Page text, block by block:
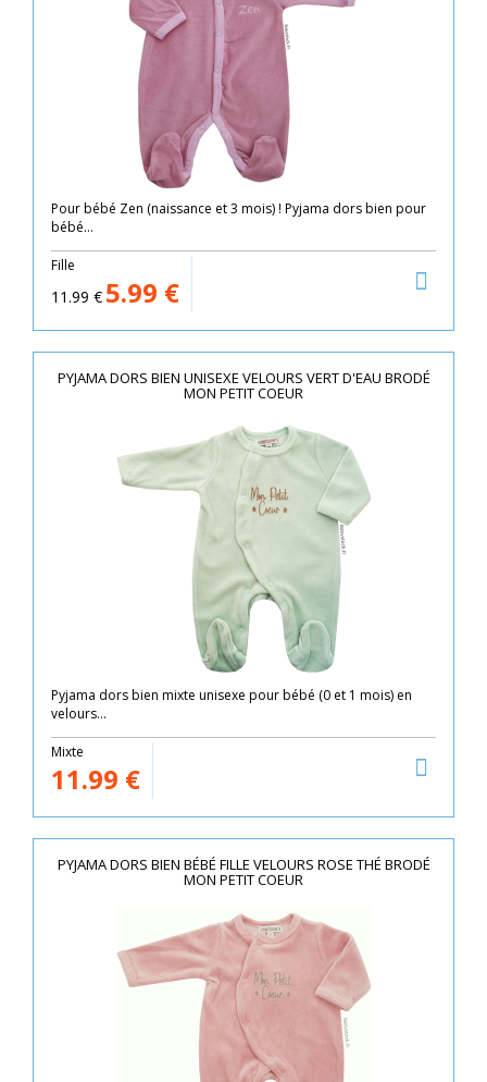
Pour bébé Zen (naissance et 3 mois) ! Pyjama dors bien pour
bébé...
Fille
11.99 € 5.99 €
PYJAMA DORS BIEN UNISEXE VELOURS VERT D'EAU BRODÉ
MON PETIT COEUR
Pyjama dors bien mixte unisexe pour bébé (0 et 1 mois) en
velours...
Mixte
11.99 €
PYJAMA DORS BIEN BÉBÉ FILLE VELOURS ROSE THÉ BRODÉ
MON PETIT COEUR